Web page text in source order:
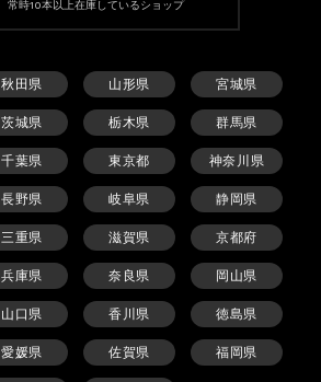
常時10本以上在庫しているショップ
秋田県 山形県 宮城県
茨城県 栃木県 群馬県
千葉県 東京都 神奈川県
長野県 岐阜県 静岡県
三重県 滋賀県 京都府
兵庫県 奈良県 岡山県
山口県 香川県 徳島県
愛媛県 佐賀県 福岡県